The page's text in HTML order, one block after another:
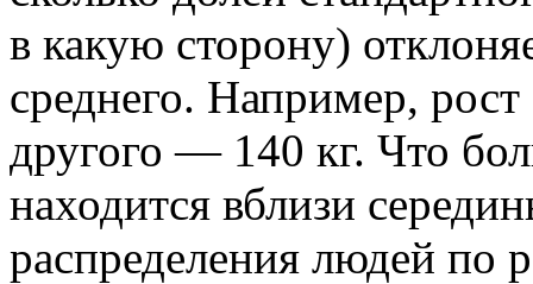
в какую сторону)
среднего. Например,
другого — 140 кг. Что
находится вблизи
распределения людей по